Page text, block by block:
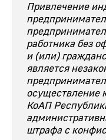
Привлечение
работника без
и (или)
является
осуществление
КоАП
штрафа с